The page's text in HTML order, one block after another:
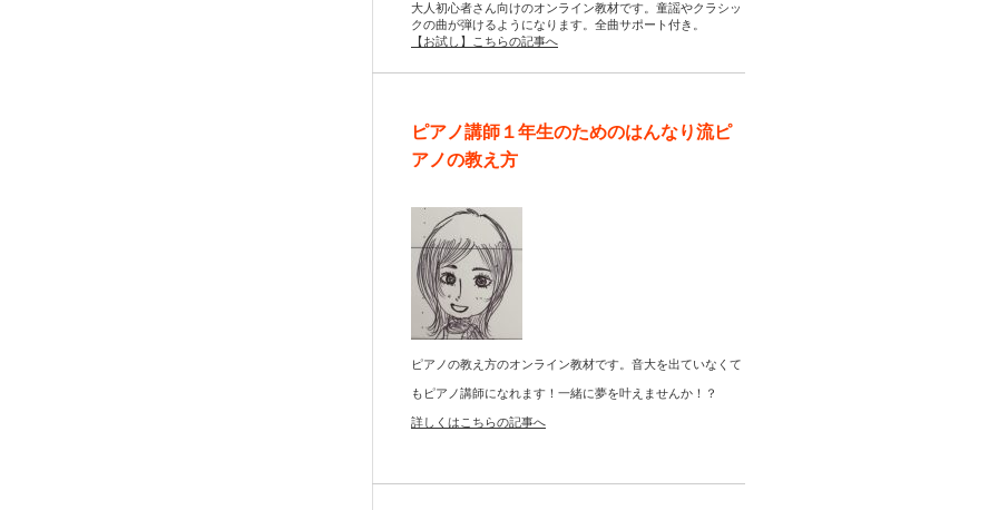
大人初心者さん向けのオンライン教材です。童謡やクラシッ
クの曲が弾けるようになります。全曲サポート付き。
【お試し】こちらの記事へ
ピアノ講師１年生のためのはんなり流ピ
アノの教え方
ピアノの教え方のオンライン教材です。音大を出ていなくて
もピアノ講師になれます！一緒に夢を叶えませんか！？
詳しくはこちらの記事へ